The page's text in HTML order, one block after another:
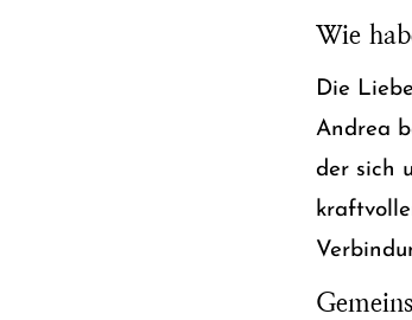
Wie
Die
Andrea
der sich